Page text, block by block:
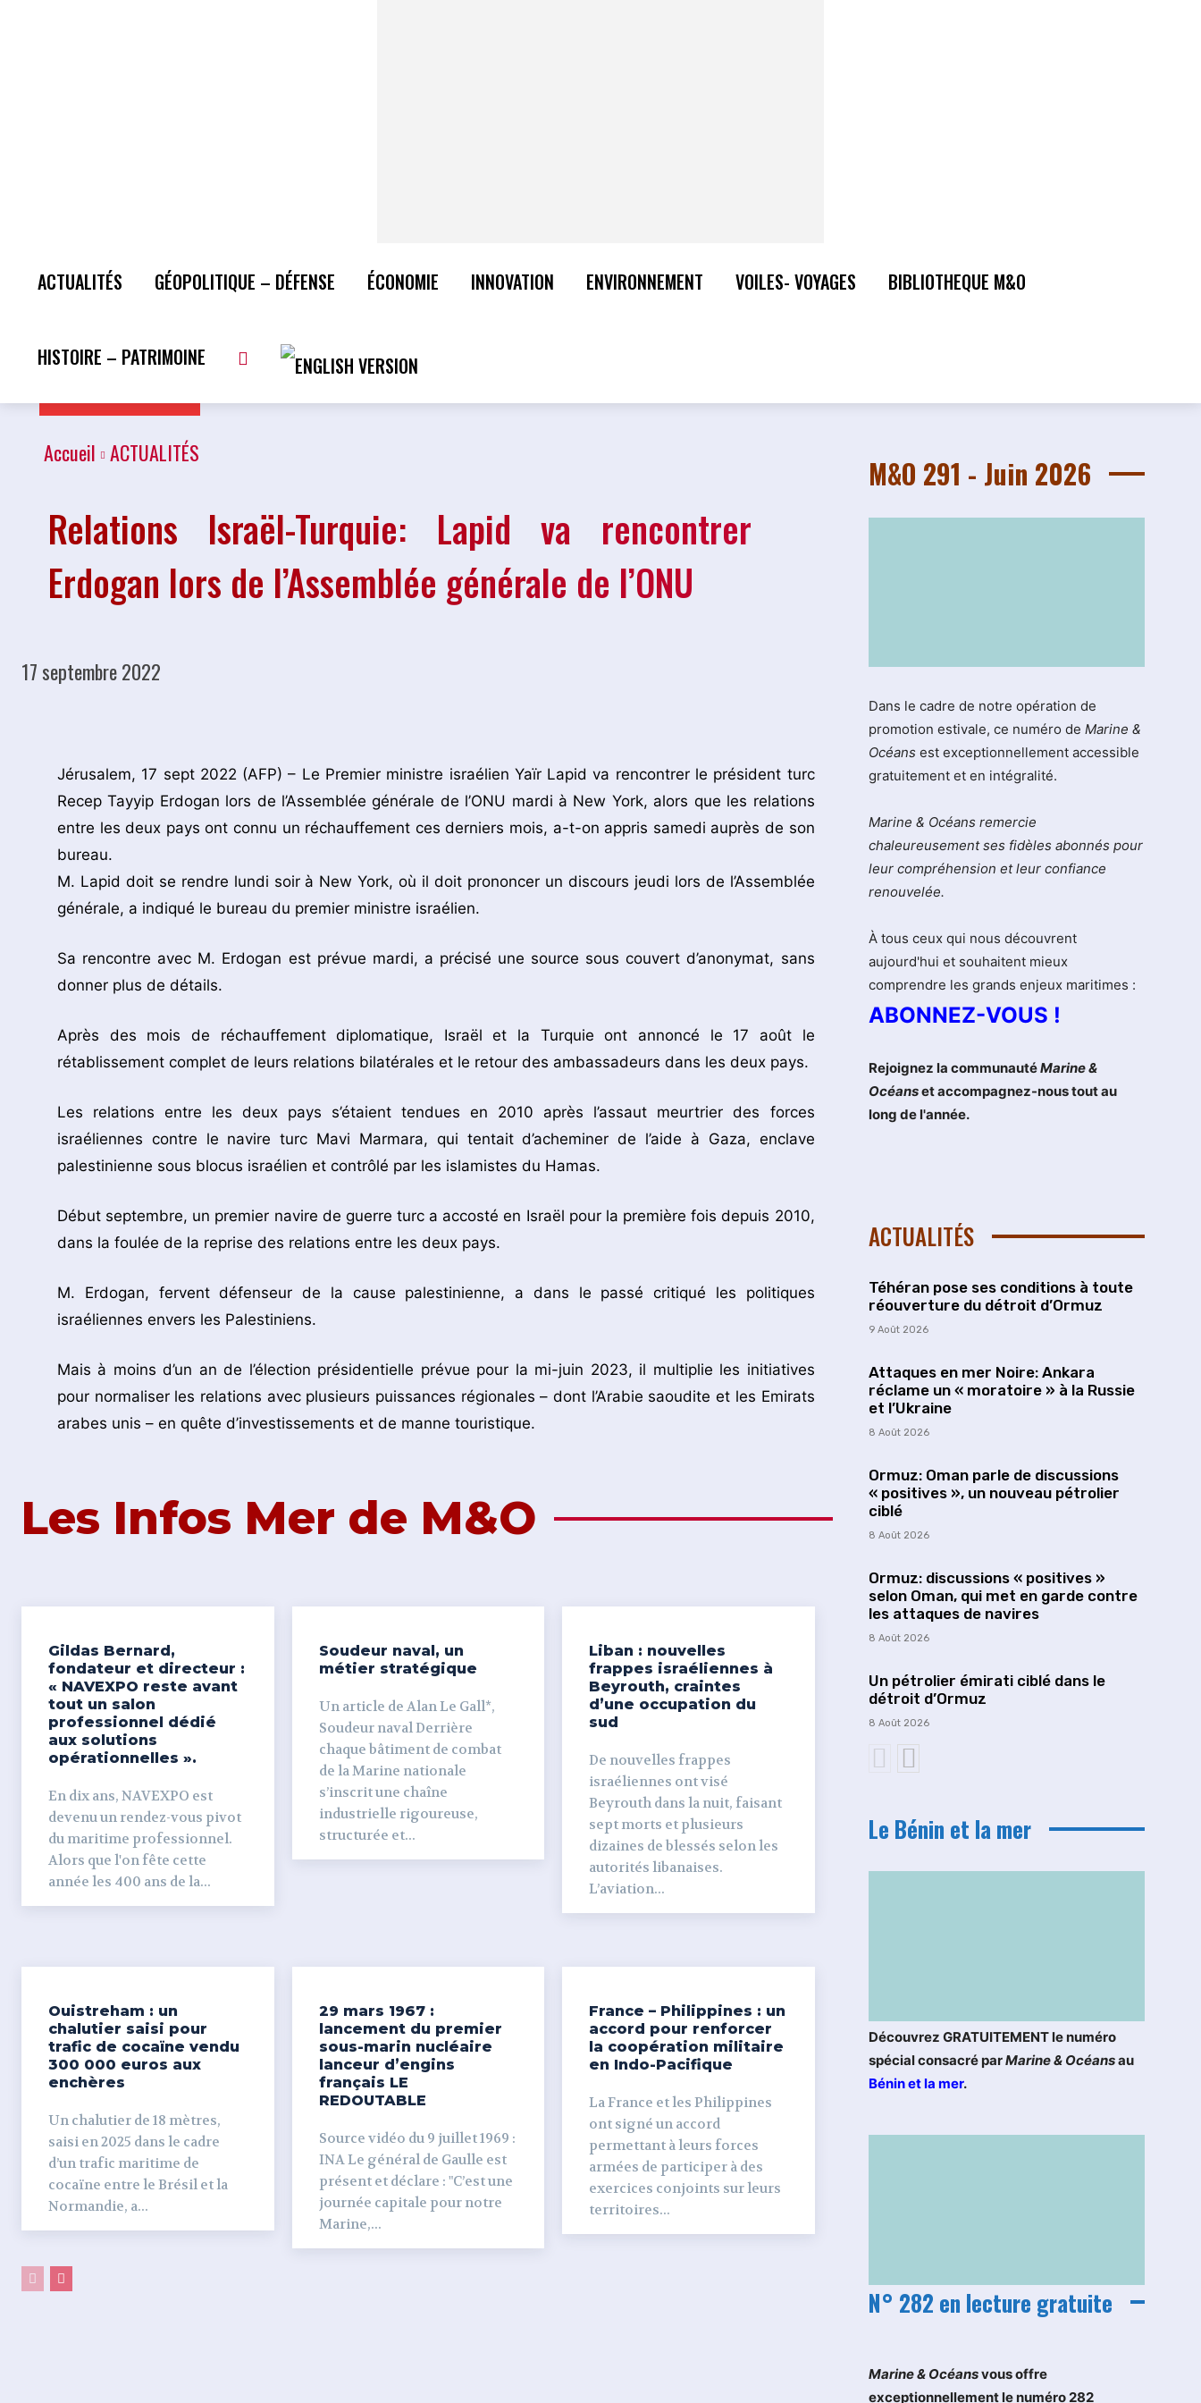
ACTUALITÉS GÉOPOLITIQUE – DÉFENSE ÉCONOMIE INNOVATION ENVIRONNEMENT VOILES- VOYAGES BIBLIOTHEQUE M&O
HISTOIRE – PATRIMOINE
Accueil ACTUALITÉS
Relations Israël-Turquie: Lapid va rencontrer
Erdogan lors de l’Assemblée générale de l’ONU
17 septembre 2022
Jérusalem, 17 sept 2022 (AFP) – Le Premier ministre israélien Yaïr Lapid va rencontrer le président turc
Recep Tayyip Erdogan lors de l’Assemblée générale de l’ONU mardi à New York, alors que les relations
entre les deux pays ont connu un réchauffement ces derniers mois, a-t-on appris samedi auprès de son
bureau.
M. Lapid doit se rendre lundi soir à New York, où il doit prononcer un discours jeudi lors de l’Assemblée
générale, a indiqué le bureau du premier ministre israélien.
Sa rencontre avec M. Erdogan est prévue mardi, a précisé une source sous couvert d’anonymat, sans
donner plus de détails.
Après des mois de réchauffement diplomatique, Israël et la Turquie ont annoncé le 17 août le
rétablissement complet de leurs relations bilatérales et le retour des ambassadeurs dans les deux pays.
Les relations entre les deux pays s’étaient tendues en 2010 après l’assaut meurtrier des forces
israéliennes contre le navire turc Mavi Marmara, qui tentait d’acheminer de l’aide à Gaza, enclave
palestinienne sous blocus israélien et contrôlé par les islamistes du Hamas.
Début septembre, un premier navire de guerre turc a accosté en Israël pour la première fois depuis 2010,
dans la foulée de la reprise des relations entre les deux pays.
M. Erdogan, fervent défenseur de la cause palestinienne, a dans le passé critiqué les politiques
israéliennes envers les Palestiniens.
Mais à moins d’un an de l’élection présidentielle prévue pour la mi-juin 2023, il multiplie les initiatives
pour normaliser les relations avec plusieurs puissances régionales – dont l’Arabie saoudite et les Emirats
arabes unis – en quête d’investissements et de manne touristique.
Les Infos Mer de M&O
Gildas Bernard,
fondateur et directeur :
« NAVEXPO reste avant
tout un salon
professionnel dédié
aux solutions
opérationnelles ».
En dix ans, NAVEXPO est
devenu un rendez-vous pivot
du maritime professionnel.
Alors que l'on fête cette
année les 400 ans de la...
Soudeur naval, un
métier stratégique
Un article de Alan Le Gall*,
Soudeur naval Derrière
chaque bâtiment de combat
de la Marine nationale
s’inscrit une chaîne
industrielle rigoureuse,
structurée et...
Liban : nouvelles
frappes israéliennes à
Beyrouth, craintes
d’une occupation du
sud
De nouvelles frappes
israéliennes ont visé
Beyrouth dans la nuit, faisant
sept morts et plusieurs
dizaines de blessés selon les
autorités libanaises.
L’aviation...
Ouistreham : un
chalutier saisi pour
trafic de cocaïne vendu
300 000 euros aux
enchères
Un chalutier de 18 mètres,
saisi en 2025 dans le cadre
d’un trafic maritime de
cocaïne entre le Brésil et la
Normandie, a...
29 mars 1967 :
lancement du premier
sous-marin nucléaire
lanceur d’engins
français LE
REDOUTABLE
Source vidéo du 9 juillet 1969 :
INA Le général de Gaulle est
présent et déclare : "C’est une
journée capitale pour notre
Marine,...
France – Philippines : un
accord pour renforcer
la coopération militaire
en Indo-Pacifique
La France et les Philippines
ont signé un accord
permettant à leurs forces
armées de participer à des
exercices conjoints sur leurs
territoires...
M&O 291 - Juin 2026
Dans le cadre de notre opération de
promotion estivale, ce numéro de Marine &
Océans est exceptionnellement accessible
gratuitement et en intégralité.
Marine & Océans remercie
chaleureusement ses fidèles abonnés pour
leur compréhension et leur confiance
renouvelée.
À tous ceux qui nous découvrent
aujourd'hui et souhaitent mieux
comprendre les grands enjeux maritimes :
ABONNEZ-VOUS !
Rejoignez la communautéMarine &
Océanset accompagnez-nous tout au
long de l'année.
ACTUALITÉS
Téhéran pose ses conditions à toute
réouverture du détroit d’Ormuz
9 Août 2026
Attaques en mer Noire: Ankara
réclame un « moratoire » à la Russie
et l’Ukraine
8 Août 2026
Ormuz: Oman parle de discussions
« positives », un nouveau pétrolier
ciblé
8 Août 2026
Ormuz: discussions « positives »
selon Oman, qui met en garde contre
les attaques de navires
8 Août 2026
Un pétrolier émirati ciblé dans le
détroit d’Ormuz
8 Août 2026
Le Bénin et la mer
Découvrez GRATUITEMENT le numéro
spécial consacré parMarine & Océansau
Bénin et la mer.
N° 282 en lecture gratuite
Marine & Océansvous offre
exceptionnellement le numéro 282